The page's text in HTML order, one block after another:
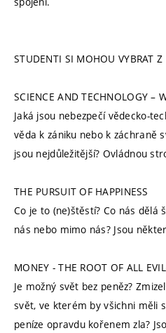
STUDENTI SI MOHOU VYBRAT
SCIENCE AND TECHNOLOGY –
Jaká jsou nebezpečí vědecko-
věda k zániku nebo k záchraně
jsou nejdůležitější? Ovládnou
THE PURSUIT OF HAPPINESS
Co je to (ne)štěstí? Co nás dělá
nás nebo mimo nás? Jsou
MONEY - THE ROOT OF ALL
Je možný svět bez peněz?
svět, ve kterém by všichni měli
peníze opravdu kořenem zla?